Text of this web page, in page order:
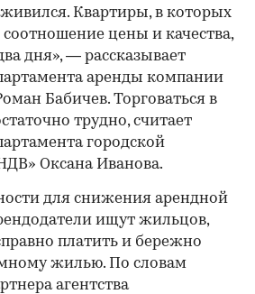
Квартиры, в которых
цены и качества,
дня», — рассказывает
аренды компании
Бабичев. Торговаться в
трудно, считает
городской
Оксана Иванова.
для снижения арендной
ищут жильцов,
платить и бережно
жилью. По словам
агентства